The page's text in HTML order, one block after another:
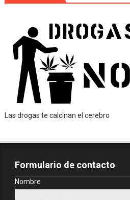
Las drogas te calcinan el cerebro
Formulario de contacto
Nombre